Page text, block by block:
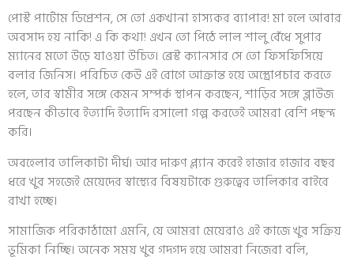
পোস্ট পার্টোম ডিপ্রেশন, সে তো একখানা হাস‍্যকর ব‍্যাপার! মা হলে আবার
অবসাদ হয় নাকি! এ কি কথা! এখন তো পিঠে লাল শালু বেঁধে সুপার
ম‍্যানের মতো উড়ে যাওয়া উচিত। ব্রেস্ট ক্যানসার সে তো ফিসফিসিয়ে
বলার জিনিস। পরিচিত কেউ এই রোগে আক্রান্ত হয়ে অস্ত্রোপচার করতে
হলে, তার স্বামীর সঙ্গে কেমন সম্পর্ক স্থাপন করছেন, শাড়ির সঙ্গে ব্লাউজ
পরছেন কীভাবে ইত‍্যাদি ইত‍্যাদি রসালো গল্প করতেই আমরা বেশি পছন্দ
করি।
অবহেলার তালিকাটা দীর্ঘ। আর দারুণ প্ল‍্যান করেই হাজার হাজার বছর
ধরে খুব সহজেই মেয়েদের স্বাস্থ‍্যের বিষয়টাকে গুরুত্বের তালিকার বাইরে
রাখা হচ্ছে।
সামাজিক পরিকাঠামো এমনি, যে আমরা মেয়েরাও এই কাজে খুব সক্রিয়
ভূমিকা নিচ্ছি। অনেক সময় খুব গদগদ হয়ে আমরা নিজেরা বলি,